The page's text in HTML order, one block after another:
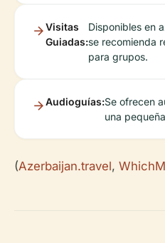
Visitas
Guiadas:
Disponibles en
se recomienda
para grupos.
Audioguías:Se ofrecen
una
(Azerbaijan.travel,